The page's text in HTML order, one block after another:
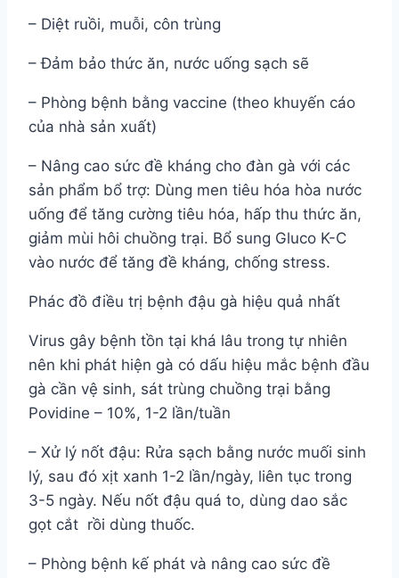
– Diệt ruồi, muỗi, côn trùng
– Đảm bảo thức ăn, nước uống sạch sẽ
– Phòng bệnh bằng vaccine (theo khuyến cáo
của nhà sản xuất)
– Nâng cao sức đề kháng cho đàn gà với các
sản phẩm bổ trợ: Dùng men tiêu hóa hòa nước
uống để tăng cường tiêu hóa, hấp thu thức ăn,
giảm mùi hôi chuồng trại. Bổ sung Gluco K-C
vào nước để tăng đề kháng, chống stress.
Phác đồ điều trị bệnh đậu gà hiệu quả nhất
Virus gây bệnh tồn tại khá lâu trong tự nhiên
nên khi phát hiện gà có dấu hiệu mắc bệnh đầu
gà cần vệ sinh, sát trùng chuồng trại bằng
Povidine – 10%, 1-2 lần/tuần
– Xử lý nốt đậu: Rửa sạch bằng nước muối sinh
lý, sau đó xịt xanh 1-2 lần/ngày, liên tục trong
3-5 ngày. Nếu nốt đậu quá to, dùng dao sắc
gọt cắt rồi dùng thuốc.
– Phòng bệnh kế phát và nâng cao sức đề